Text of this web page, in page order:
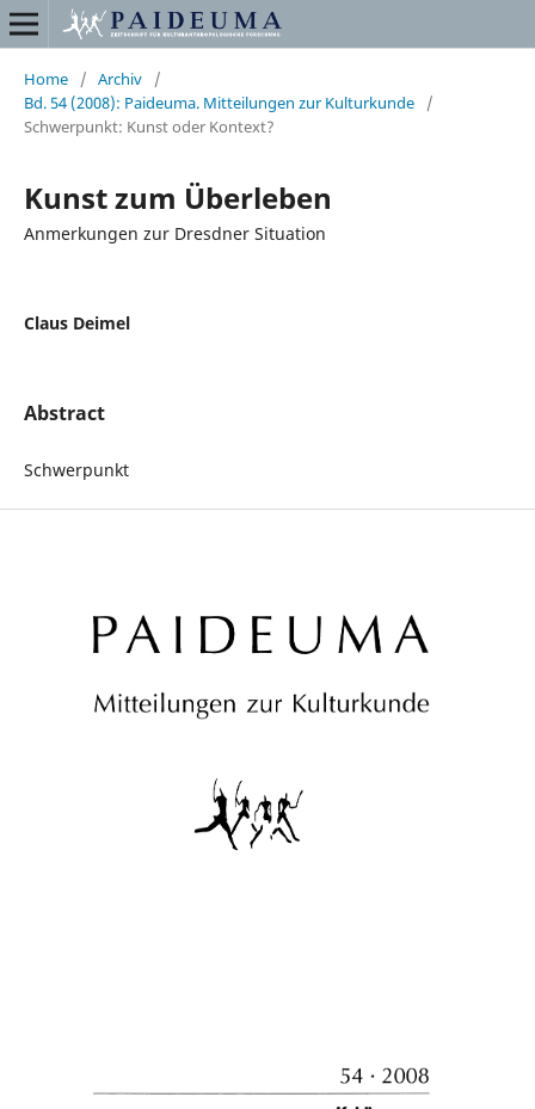
Home / Archiv
/
Bd. 54 (2008): Paideuma. Mitteilungen zur Kulturkunde
/
Schwerpunkt: Kunst oder Kontext?
Kunst zum Überleben
Anmerkungen zur Dresdner Situation
Claus Deimel
Abstract
Schwerpunkt